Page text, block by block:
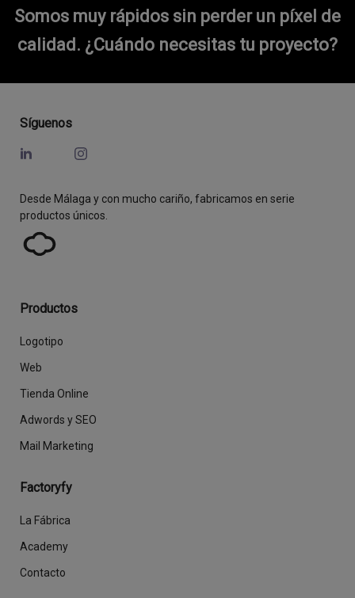
Somos muy rápidos sin perder un píxel de
calidad. ¿Cuándo necesitas tu proyecto?
Síguenos
Desde Málaga y con mucho cariño, fabricamos en serie
productos únicos.
Productos
Logotipo
Web
Tienda Online
Adwords y SEO
Mail Marketing
Factoryfy
La Fábrica
Academy
Contacto